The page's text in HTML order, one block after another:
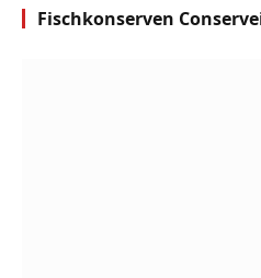
Fischkonserven